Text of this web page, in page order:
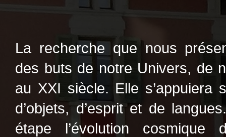
La recherche que nous
des buts de notre Univers, de
au XXI siècle. Elle s’appuiera
d’objets, d’esprit et de
étape l’évolution